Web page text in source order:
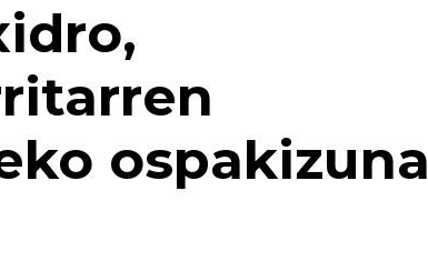
ospakizuna